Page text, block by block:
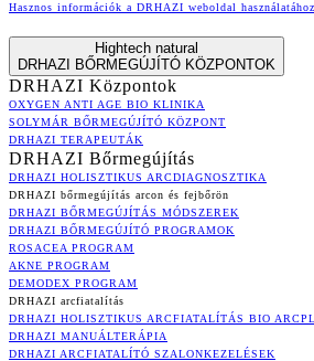
Hasznos információk a DRHAZI weboldal használatához
Hightech natural
DRHAZI BŐRMEGÚJÍTÓ KÖZPONTOK
DRHAZI Központok
OXYGEN ANTI AGE BIO KLINIKA
SOLYMÁR BŐRMEGÚJÍTÓ KÖZPONT
DRHAZI TERAPEUTÁK
DRHAZI Bőrmegújítás
DRHAZI HOLISZTIKUS ARCDIAGNOSZTIKA
DRHAZI bőrmegújítás arcon és fejbőrön
DRHAZI BŐRMEGÚJÍTÁS MÓDSZEREK
DRHAZI BŐRMEGÚJÍTÓ PROGRAMOK
ROSACEA PROGRAM
AKNE PROGRAM
DEMODEX PROGRAM
DRHAZI arcfiatalítás
DRHAZI HOLISZTIKUS ARCFIATALÍTÁS BIO
DRHAZI MANUÁLTERÁPIA
DRHAZI ARCFIATALÍTÓ SZALONKEZELÉSEK